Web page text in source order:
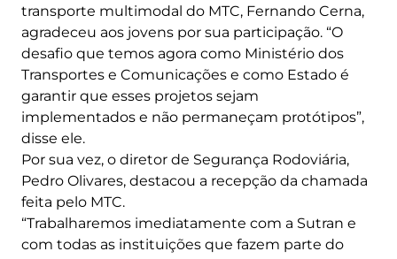
transporte multimodal do MTC, Fernando Cerna,
agradeceu aos jovens por sua participação. “O
desafio que temos agora como Ministério dos
Transportes e Comunicações e como Estado é
garantir que esses projetos sejam
implementados e não permaneçam protótipos”,
disse ele.
Por sua vez, o diretor de Segurança Rodoviária,
Pedro Olivares, destacou a recepção da chamada
feita pelo MTC.
“Trabalharemos imediatamente com a Sutran e
com todas as instituições que fazem parte do